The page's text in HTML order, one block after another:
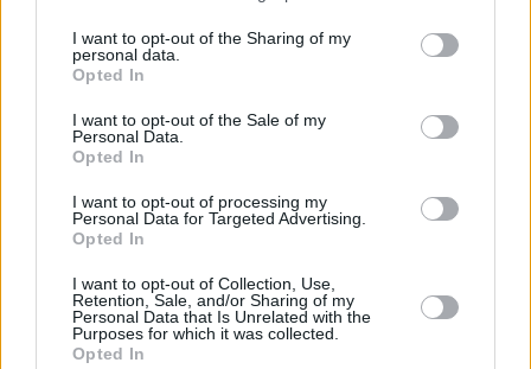
I want to opt-out of the Sharing of my
personal data.
Opted In
I want to opt-out of the Sale of my
Personal Data.
Opted In
I want to opt-out of processing my
Personal Data for Targeted Advertising.
Opted In
I want to opt-out of Collection, Use,
Retention, Sale, and/or Sharing of my
Personal Data that Is Unrelated with the
Purposes for which it was collected.
Opted In
Som
svar
av
Linn
bekreftet)
Det skal være slik, Linn. En nokså tykk og nesten litt
seig deig. Når kaken er stekt, får den dermed en
skal det selvsagt ikke være, men som sagt en veldig
tykk deig. Tilsett litt ekstra vann hvis du bare får tørre
mørk deig som henger sammen. Gi kaken en sjanse
til - den er kjempegod:)
cecilie - 03.09.2016 - 13:14